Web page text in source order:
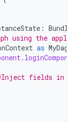
:
using the
as
.
fields in